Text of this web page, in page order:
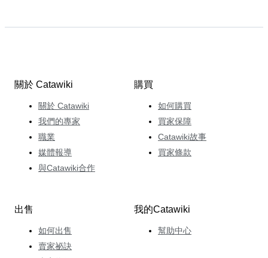
關於 Catawiki
關於 Catawiki
我們的專家
職業
媒體報導
與Catawiki合作
購買
如何購買
買家保障
Catawiki故事
買家條款
出售
如何出售
賣家祕訣
我的Catawiki
幫助中心